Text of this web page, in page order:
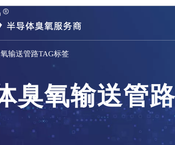
输送管路TAG标签
臭氧输送管路